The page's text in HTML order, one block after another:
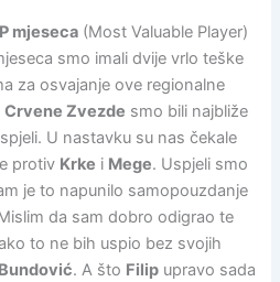
mjeseca(Most Valuable Player)
smo imali dvije vrlo teške
za osvajanje ove regionalne
Crvene Zvezde smo bili najbliže
U nastavku su nas čekale
protiv Krke i Mege. Uspjeli smo
je to napunilo samopouzdanje
da sam dobro odigrao te
to ne bih uspio bez svojih
. A što Filipupravo sada